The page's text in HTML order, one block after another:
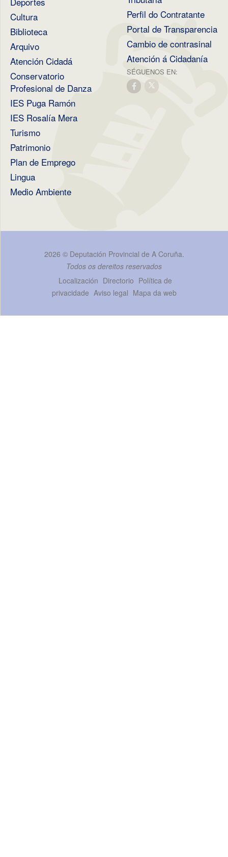
Cultura
Biblioteca
Arquivo
Atención Cidadá
Conservatorio
Profesional de Danza
IES Puga Ramón
IES Rosalía Mera
Turismo
Patrimonio
Plan de Emprego
Lingua
Medio Ambiente
Perfil do Contratante
Portal de Transparencia
Cambio de contrasinal
Atención á Cidadanía
SÉGUENOS EN:
2026 © Deputación Provincial de A Coruña.
Todos os dereitos reservados
Localización Directorio Política de
privacidade Aviso legal Mapa da web